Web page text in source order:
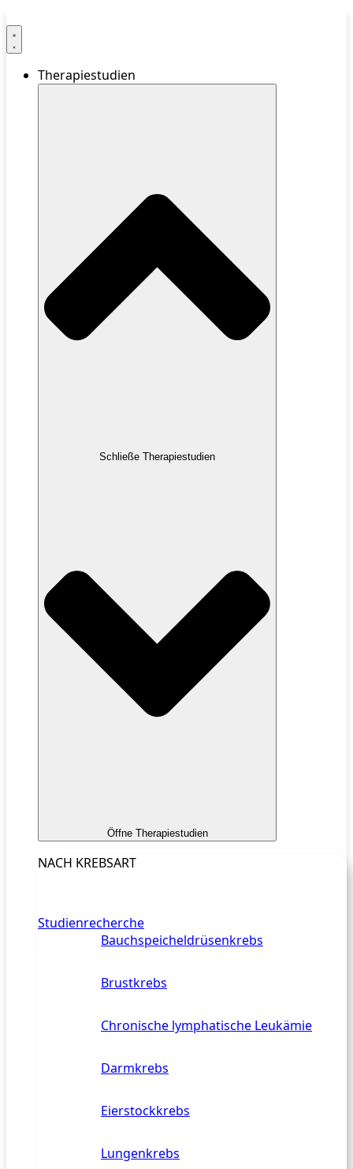
Therapiestudien
Schließe Therapiestudien
Öffne Therapiestudien
NACH KREBSART
Studienrecherche
Bauchspeicheldrüsenkrebs
Brustkrebs
Chronische lymphatische Leukämie
Darmkrebs
Eierstockkrebs
Lungenkrebs